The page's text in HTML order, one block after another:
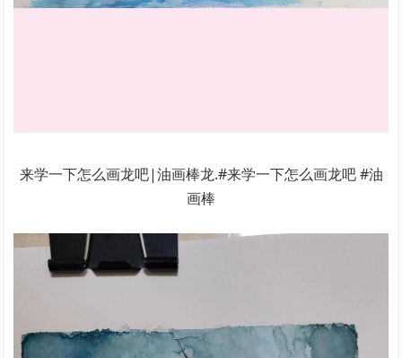
来学一下怎么画龙吧|油画棒龙.#来学一下怎么画龙吧 #油
画棒